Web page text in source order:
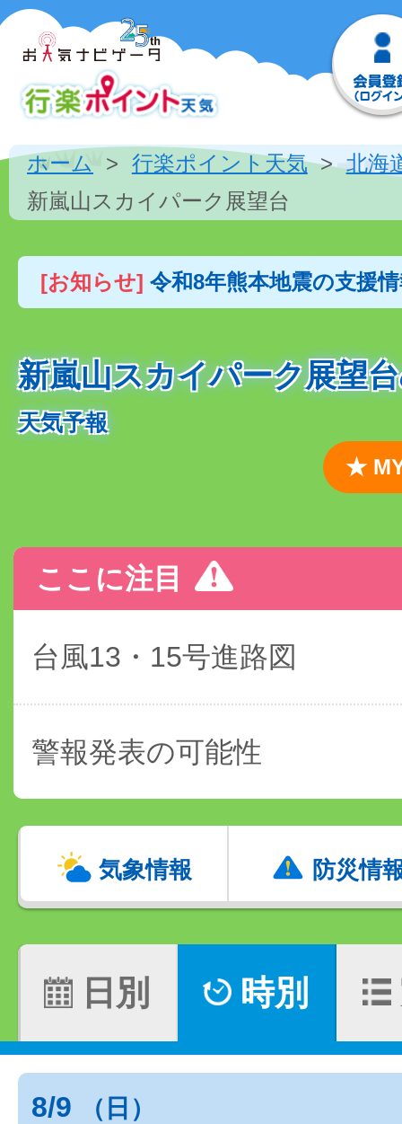
ホーム 行楽ポイント天気
北海
新嵐山スカイパーク展望台
[お知らせ] 令和8年熊本地震の支援
新嵐山スカイパーク展望台
天気予報
★
ここに注目
台風13・15号進路図
警報発表の可能性
気象情報 防災情
日別 時別
8/9 （日）